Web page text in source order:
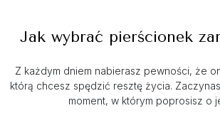
Jak wybrać pierścionek
Z każdym dniem nabierasz pewności, że
którą chcesz spędzić resztę życia.
moment, w którym poprosisz o